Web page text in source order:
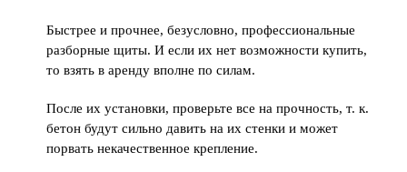
Быстрее и прочнее, безусловно, профессиональные
разборные щиты. И если их нет возможности купить,
то взять в аренду вполне по силам.
После их установки, проверьте все на прочность, т. к.
бетон будут сильно давить на их стенки и может
порвать некачественное крепление.